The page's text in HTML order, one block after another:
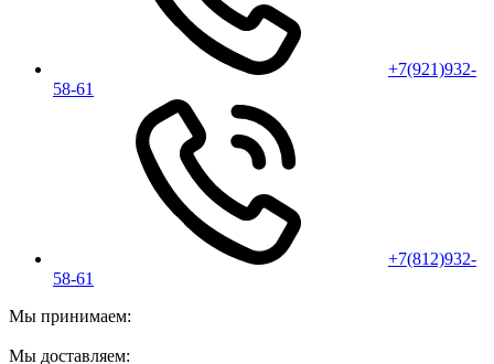
+7(921)932-
58-61
+7(812)932-
58-61
Мы принимаем:
Мы доставляем: